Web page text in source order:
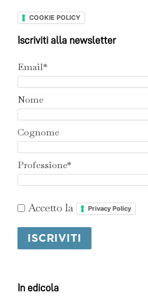
COOKIE POLICY
Iscriviti alla newsletter
Email*
Nome
Cognome
Professione*
Accetto la Privacy Policy
In edicola